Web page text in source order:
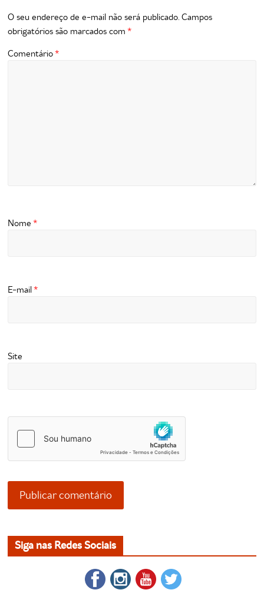
O seu endereço de e-mail não será publicado. Campos
obrigatórios são marcados com*
Comentário*
Nome*
E-mail*
Site
Siga nas Redes Sociais